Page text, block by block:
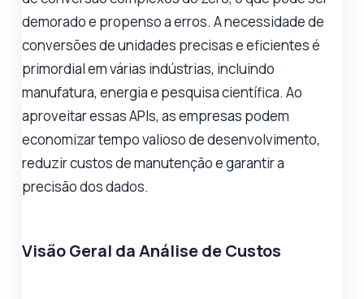
demorado e propenso a erros. A necessidade de
conversões de unidades precisas e eficientes é
primordial em várias indústrias, incluindo
manufatura, energia e pesquisa científica. Ao
aproveitar essas APIs, as empresas podem
economizar tempo valioso de desenvolvimento,
reduzir custos de manutenção e garantir a
precisão dos dados.
Visão Geral da Análise de Custos